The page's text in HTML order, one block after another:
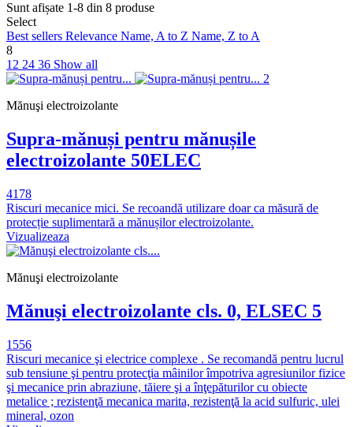
Sunt afișate 1-8 din 8 produse
Select
Best sellers Relevance Name, A to Z Name, Z to A
8
12 24 36 Show all
Mănuşi electroizolante
Supra-mănuși pentru mănușile
electroizolante 50ELEC
4178
Riscuri mecanice mici. Se recoandă utilizare doar ca măsură de
protecție suplimentară a mănușilor electroizolante.
Vizualizeaza
Mănuşi electroizolante
Mănuşi electroizolante cls. 0, ELSEC 5
1556
Riscuri mecanice şi electrice complexe . Se recomandă pentru lucrul
sub tensiune şi pentru protecţia mâinilor împotriva agresiunilor fizice
şi mecanice prin abraziune, tăiere şi a înţepăturilor cu obiecte
metalice ; rezistenţă mecanica marita, rezistenţă la acid sulfuric, ulei
mineral, ozon